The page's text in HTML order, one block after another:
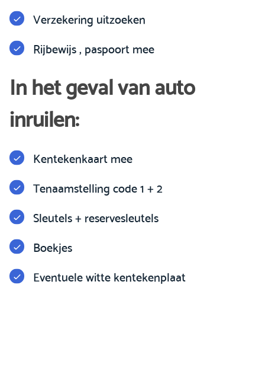
Verzekering uitzoeken
Rijbewijs , paspoort mee
In het geval van auto
inruilen:
Kentekenkaart mee
Tenaamstelling code 1 + 2
Sleutels + reservesleutels
Boekjes
Eventuele witte kentekenplaat